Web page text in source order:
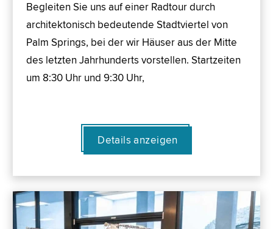
Begleiten Sie uns auf einer Radtour durch
architektonisch bedeutende Stadtviertel von
Palm Springs, bei der wir Häuser aus der Mitte
des letzten Jahrhunderts vorstellen. Startzeiten
um 8:30 Uhr und 9:30 Uhr,
Details anzeigen